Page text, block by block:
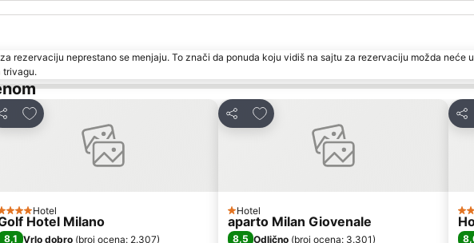
rezervaciju neprestano se menjaju. To znači da ponuda koju vidiš na sajtu za rezervaciju možda neće
trivagu.
Deli
Dodati u favorite
Zvezdice
Hotel
Hotel Milano
8,1 Vrlo dobro (broj ocena: 2.307)
Deli
Dodati u favorite
1 Zvezdice
Hotel
aparto Milan Giovenale
8,5 Odlično (broj ocena: 3.301)
Deli
4